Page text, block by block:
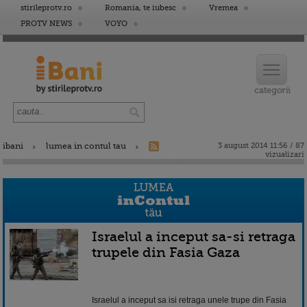
stirileprotv.ro Romania, te iubesc
Vremea
PROTV NEWS
VOYO
ibani lumea in contul tau
3 august 2014 11:56 / 87
vizualizari
Israelul a inceput sa-si retraga
trupele din Fasia Gaza
Israelul a inceput sa isi retraga unele trupe din Fasia